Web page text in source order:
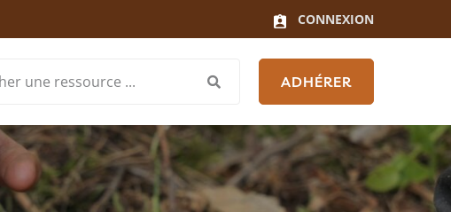
CONNEXION
ADHÉRER